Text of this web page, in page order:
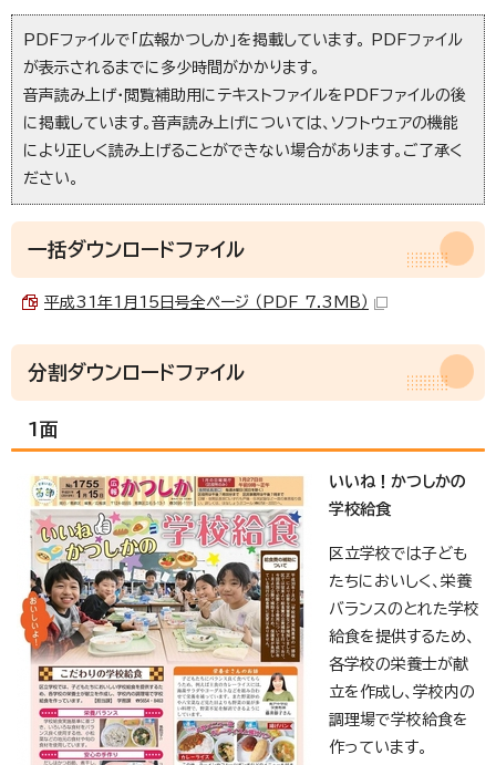
PDFファイルで「広報かつしか」を掲載しています。 PDFファイル
が表示されるまでに多少時間がかかります。
音声読み上げ・閲覧補助用にテキストファイルをPDFファイルの後
に掲載しています。音声読み上げについては、ソフトウェアの機能
により正しく読み上げることができない場合があります。ご了承く
ださい。
一括ダウンロードファイル
平成31年1月15日号全ページ （PDF 7.3MB）
分割ダウンロードファイル
1面
いいね！かつしかの
学校給食
区立学校では子ども
たちにおいしく、栄養
バランスのとれた学校
給食を提供するため、
各学校の栄養士が献
立を作成し、学校内の
調理場で学校給食を
作っています。